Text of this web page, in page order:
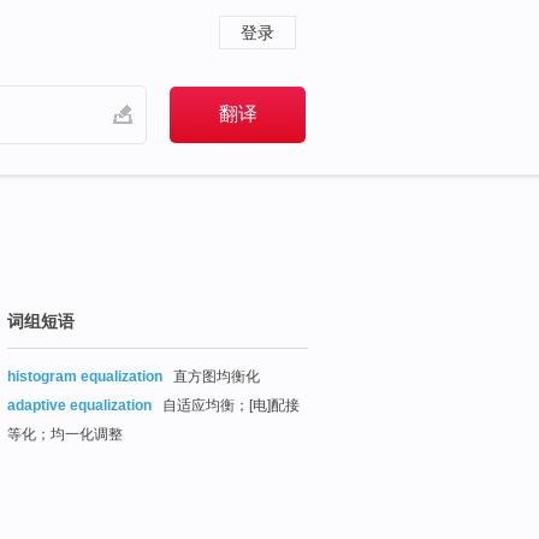
登录
词组短语
histogram equalization
直方图均衡化
adaptive equalization
自适应均衡；[电]配接
等化；均一化调整